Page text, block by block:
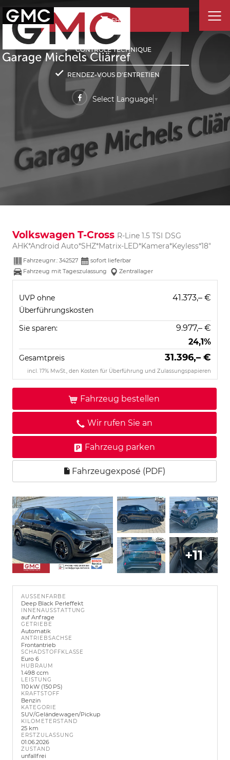
SHOP
CONTRÔLE TECHNIQUE
RENDEZ-VOUS D'ENTRETIEN
Select Language ▼
Volkswagen T-Cross R-Line 1.5 TSI DSG
AHK*Android Auto*SHZ*Matrix-LED*Kamera*Keyless*18"
Fahrzeugnr.: 342527
sofort lieferbar
Fahrzeug mit Tageszulassung
Zentrallager
UVP ohne
Überführungskosten
41.373,– €
Sie sparen:
9.977,– €
24,1%
Gesamtpreis 31.396,– €
incl. 17% MwSt., den Kosten für Überführung und Zulassungspapieren
Fahrzeug bestellen
Wir rufen Sie an
Fahrzeug parken
Fahrzeugexposé (PDF)
+11
AUSSENFARBE
Deep Black Perleffekt
INNENAUSSTATTUNG
auf Anfrage
GETRIEBE
Automatik
ANTRIEBSACHSE
Frontantrieb
SCHADSTOFFKLASSE
Euro 6
HUBRAUM
1.498 ccm
LEISTUNG
110 kW (150 PS)
KRAFTSTOFF
Benzin
KATEGORIE
SUV/Geländewagen/Pickup
KILOMETERSTAND
25 km
ERSTZULASSUNG
01.06.2026
ZUSTAND
unfallfrei